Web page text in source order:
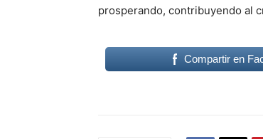
prosperando, contribuyendo al
Compartir en